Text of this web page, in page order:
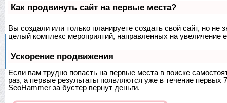
Как продвинуть сайт на первые места?
Вы создали или только планируете создать свой сайт, но не
целый комплекс мероприятий, направленных на увеличение
Ускорение продвижения
Если вам трудно попасть на первые места в поиске
раз, а первые результаты появляются уже в течение первых
SeoHammer за бустер вернут деньги.